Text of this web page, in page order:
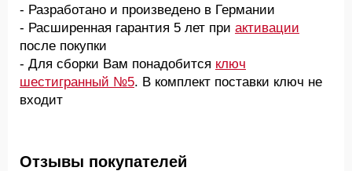
- Разработано и произведено в Германии
- Расширенная гарантия 5 лет при активации
после покупки
- Для сборки Вам понадобится ключ
шестигранный №5. В комплект поставки ключ не
входит
Отзывы покупателей